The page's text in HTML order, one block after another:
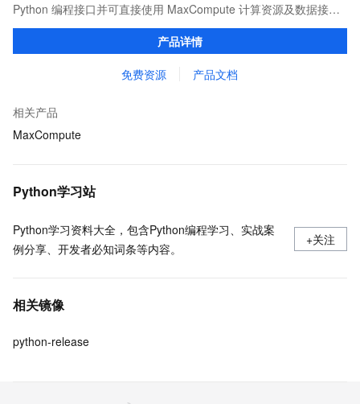
Python 编程接口并可直接使用 MaxCompute 计算资源及数据接
口，与 MaxCompute Notebook、镜像管理等功能共同构成
MaxCompute 完整 Python 开发生态。
产品详情
免费资源 产品文档
相关产品
MaxCompute
Python学习站
Python学习资料大全，包含Python编程学习、实战案
例分享、开发者必知词条等内容。
+关注
相关镜像
python-release